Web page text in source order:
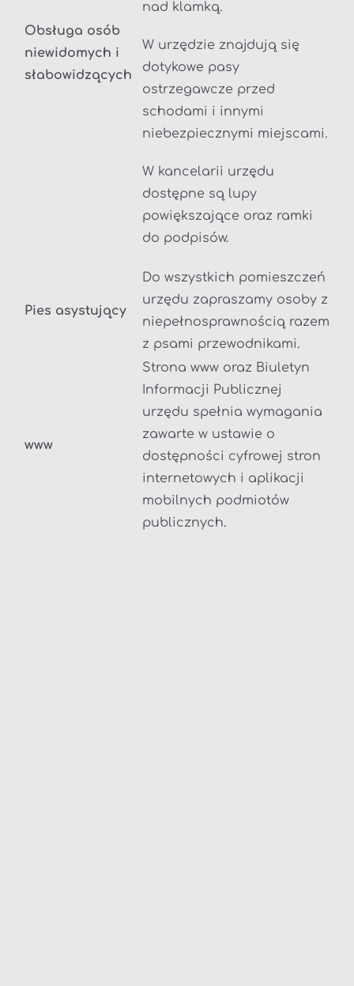
Obsługa osób
niewidomych i
słabowidzących
nad klamką.
W urzędzie znajdują się
dotykowe pasy
ostrzegawcze przed
schodami i innymi
niebezpiecznymi miejscami.
W kancelarii urzędu
dostępne są lupy
powiększające oraz ramki
do podpisów.
Pies asystujący
Do wszystkich pomieszczeń
urzędu zapraszamy osoby z
niepełnosprawnością razem
z psami przewodnikami.
www
Strona www oraz Biuletyn
Informacji Publicznej
urzędu spełnia wymagania
zawarte w ustawie o
dostępności cyfrowej stron
internetowych i aplikacji
mobilnych podmiotów
publicznych.